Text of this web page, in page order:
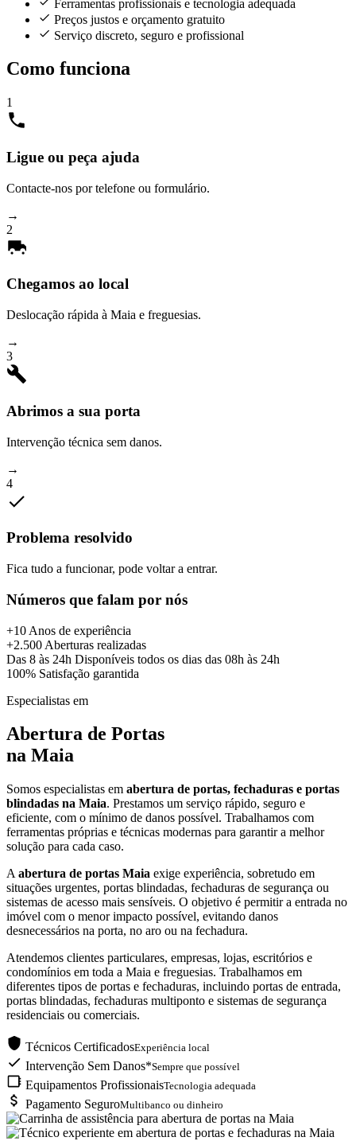
Ferramentas profissionais e tecnologia adequada
Preços justos e orçamento gratuito
Serviço discreto, seguro e profissional
Como funciona
1
Ligue ou peça ajuda
Contacte-nos por telefone ou formulário.
→
2
Chegamos ao local
Deslocação rápida à Maia e freguesias.
→
3
Abrimos a sua porta
Intervenção técnica sem danos.
→
4
Problema resolvido
Fica tudo a funcionar, pode voltar a entrar.
Números que falam por nós
+10 Anos de experiência
+2.500 Aberturas realizadas
Das 8 às 24h Disponíveis todos os dias das 08h às 24h
100% Satisfação garantida
Especialistas em
Abertura de Portas
na Maia
Somos especialistas em abertura de portas, fechaduras e portas
blindadas na Maia. Prestamos um serviço rápido, seguro e
eficiente, com o mínimo de danos possível. Trabalhamos com
ferramentas próprias e técnicas modernas para garantir a melhor
solução para cada caso.
A abertura de portas Maia exige experiência, sobretudo em
situações urgentes, portas blindadas, fechaduras de segurança ou
sistemas de acesso mais sensíveis. O objetivo é permitir a entrada no
imóvel com o menor impacto possível, evitando danos
desnecessários na porta, no aro ou na fechadura.
Atendemos clientes particulares, empresas, lojas, escritórios e
condomínios em toda a Maia e freguesias. Trabalhamos em
diferentes tipos de portas e fechaduras, incluindo portas de entrada,
portas blindadas, fechaduras multiponto e sistemas de segurança
residenciais ou comerciais.
Técnicos CertificadosExperiência local
Intervenção Sem Danos*Sempre que possível
Equipamentos ProfissionaisTecnologia adequada
Pagamento SeguroMultibanco ou dinheiro